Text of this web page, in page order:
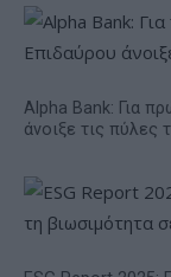
Alpha Bank: Για
άνοιξε τις πύλες